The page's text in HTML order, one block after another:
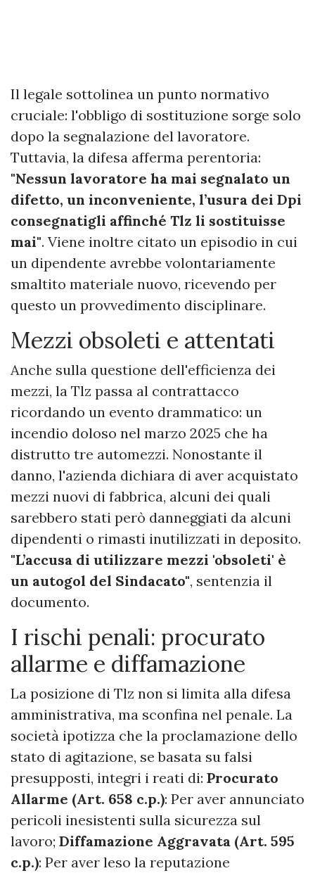
Il legale sottolinea un punto normativo
cruciale: l'obbligo di sostituzione sorge solo
dopo la segnalazione del lavoratore.
Tuttavia, la difesa afferma perentoria:
"Nessun lavoratore ha mai segnalato un
difetto, un inconveniente, l’usura dei Dpi
consegnatigli affinché Tlz li sostituisse
mai". Viene inoltre citato un episodio in cui
un dipendente avrebbe volontariamente
smaltito materiale nuovo, ricevendo per
questo un provvedimento disciplinare.
Mezzi obsoleti e attentati
Anche sulla questione dell'efficienza dei
mezzi, la Tlz passa al contrattacco
ricordando un evento drammatico: un
incendio doloso nel marzo 2025 che ha
distrutto tre automezzi. Nonostante il
danno, l'azienda dichiara di aver acquistato
mezzi nuovi di fabbrica, alcuni dei quali
sarebbero stati però danneggiati da alcuni
dipendenti o rimasti inutilizzati in deposito.
"L’accusa di utilizzare mezzi 'obsoleti' è
un autogol del Sindacato", sentenzia il
documento.
I rischi penali: procurato
allarme e diffamazione
La posizione di Tlz non si limita alla difesa
amministrativa, ma sconfina nel penale. La
società ipotizza che la proclamazione dello
stato di agitazione, se basata su falsi
presupposti, integri i reati di: Procurato
Allarme (Art. 658 c.p.): Per aver annunciato
pericoli inesistenti sulla sicurezza sul
lavoro; Diffamazione Aggravata (Art. 595
c.p.): Per aver leso la reputazione